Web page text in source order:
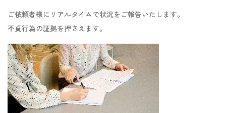
ご依頼者様にリアルタイムで状況をご報告いたします。
不貞行為の証拠を押さえます。